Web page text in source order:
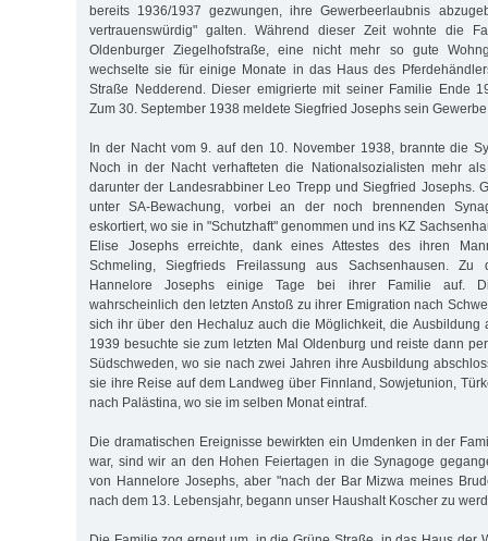
bereits 1936/1937 gezwungen, ihre Gewerbeerlaubnis
vertrauenswürdig" galten. Während dieser Zeit wohnte die
Oldenburger Ziegelhofstraße, eine nicht mehr so gute
wechselte sie für einige Monate in das Haus des
Straße Nedderend. Dieser emigrierte mit seiner Familie Ende
Zum 30. September 1938 meldete Siegfried Josephs sein
In der Nacht vom 9. auf den 10. November 1938, brannte die
Noch in der Nacht verhafteten die Nationalsozialisten mehr
darunter der Landesrabbiner Leo Trepp und Siegfried Josephs.
unter SA-Bewachung, vorbei an der noch brennenden
eskortiert, wo sie in "Schutzhaft" genommen und ins KZ
Elise Josephs erreichte, dank eines Attestes des ihren
Schmeling, Siegfrieds Freilassung aus Sachsenhausen.
Hannelore Josephs einige Tage bei ihrer Familie auf.
wahrscheinlich den letzten Anstoß zu ihrer Emigration nach
sich ihr über den Hechaluz auch die Möglichkeit, die Ausbildung
1939 besuchte sie zum letzten Mal Oldenburg und reiste dann
Südschweden, wo sie nach zwei Jahren ihre Ausbildung
sie ihre Reise auf dem Landweg über Finnland, Sowjetunion,
nach Palästina, wo sie im selben Monat eintraf.
Die dramatischen Ereignisse bewirkten ein Umdenken in der
war, sind wir an den Hohen Feiertagen in die Synagoge
von Hannelore Josephs, aber "nach der Bar Mizwa meines
nach dem 13. Lebensjahr, begann unser Haushalt Koscher zu